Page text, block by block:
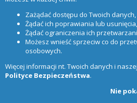
Zażądać dostępu do Twoich danych,
Żądać ich poprawiania lub usunięcia,
Żądać ograniczenia ich
Możesz wnieść sprzeciw co do
osobowych.
Więcej informacji nt. Twoich danych i
Polityce Bezpieczeństwa.
Nie